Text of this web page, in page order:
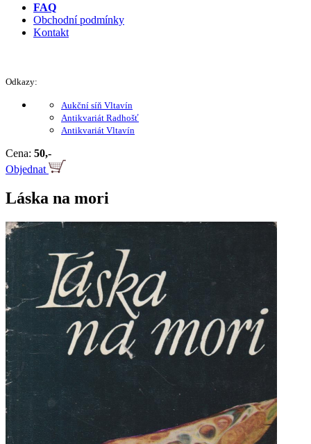
FAQ
Obchodní podmínky
Kontakt
Odkazy:
Aukční síň Vltavín
Antikvariát Radhošť
Antikvariát Vltavín
Cena: 50,-
Objednat
Láska na mori